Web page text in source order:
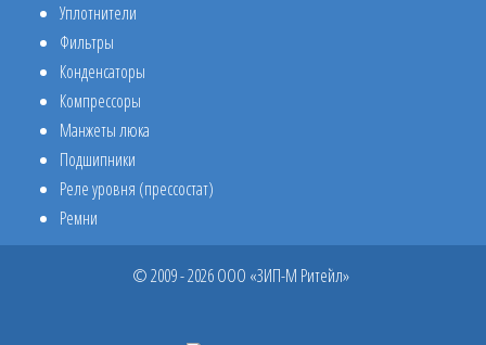
Уплотнители
Фильтры
Конденсаторы
Компрессоры
Манжеты люка
Подшипники
Реле уровня (прессостат)
Ремни
© 2009 - 2026 ООО «ЗИП-М Ритейл»